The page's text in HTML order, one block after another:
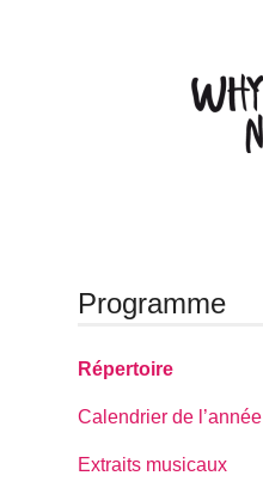
Programme
Répertoire
Calendrier de l’année
Extraits musicaux